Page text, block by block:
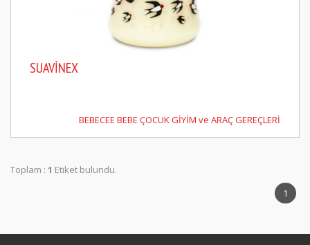
SUAVINEX
BEBECEE BEBE ÇOCUK GİYİM ve ARAÇ GEREÇLERİ
Toplam : 1 Etiket bulundu.
1